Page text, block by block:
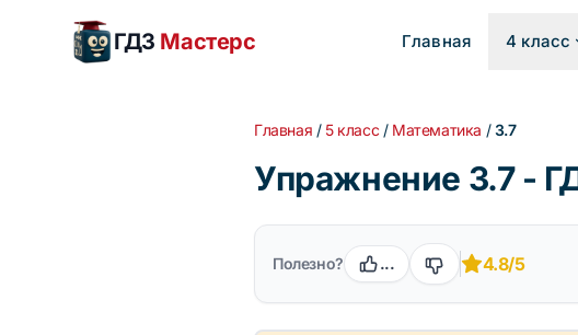
ГДЗ Мастерс Главная 4 класс
Главная / 5 класс / Математика /3.7
Упражнение 3.7 -
Полезно? ... 4.8/5